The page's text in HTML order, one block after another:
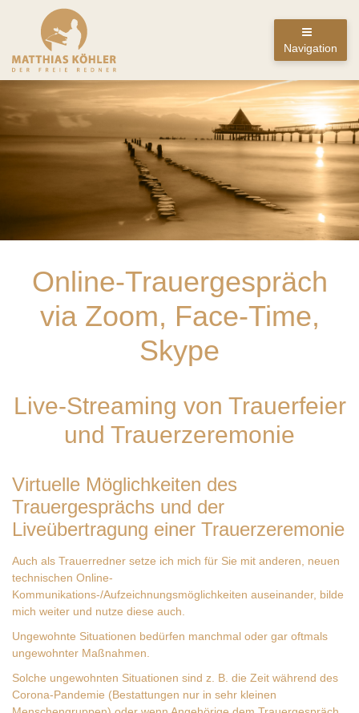
Navigation
Online-Trauergespräch
via Zoom, Face-Time,
Skype
Live-Streaming von Trauerfeier
und Trauerzeremonie
Virtuelle Möglichkeiten des
Trauergesprächs und der
Liveübertragung einer Trauerzeremonie
Auch als Trauerredner setze ich mich für Sie mit anderen, neuen
technischen Online-
Kommunikations-/Aufzeichnungsmöglichkeiten auseinander, bilde
mich weiter und nutze diese auch.
Ungewohnte Situationen bedürfen manchmal oder gar oftmals
ungewohnter Maßnahmen.
Solche ungewohnten Situationen sind z. B. die Zeit während des
Corona-Pandemie (Bestattungen nur in sehr kleinen